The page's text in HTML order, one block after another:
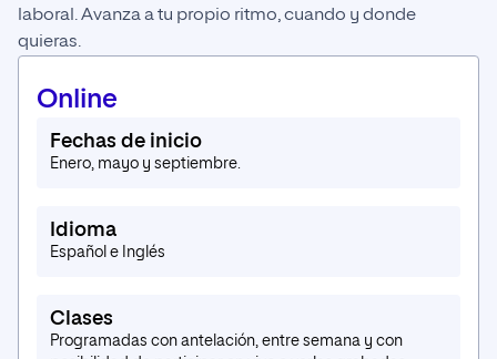
laboral. Avanza a tu propio ritmo, cuando y donde
quieras.
Online
Fechas de inicio
Enero, mayo y septiembre.
Idioma
Español e Inglés
Clases
Programadas con antelación, entre semana y con